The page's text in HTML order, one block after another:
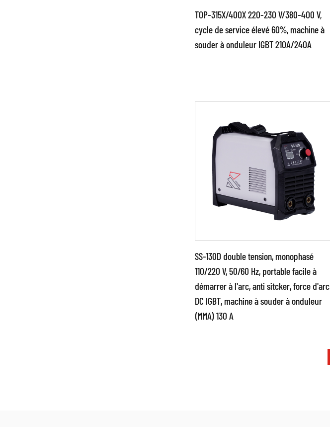
conventionnelle...
EN SAVOIR PLUS
TOP-315X/400X 220-230 V/380-400 V,
cycle de service élevé 60%, machine à
souder à onduleur IGBT 210A/240A
Paramètres:
●Utilisez une puissante
SS-130D double tension, monophasé
110/220 V, 50/60 Hz, portable facile à
démarrer à l'arc, anti sitcker, force d'arc
DC IGBT, machine à souder à onduleur
(MMA) 130 A